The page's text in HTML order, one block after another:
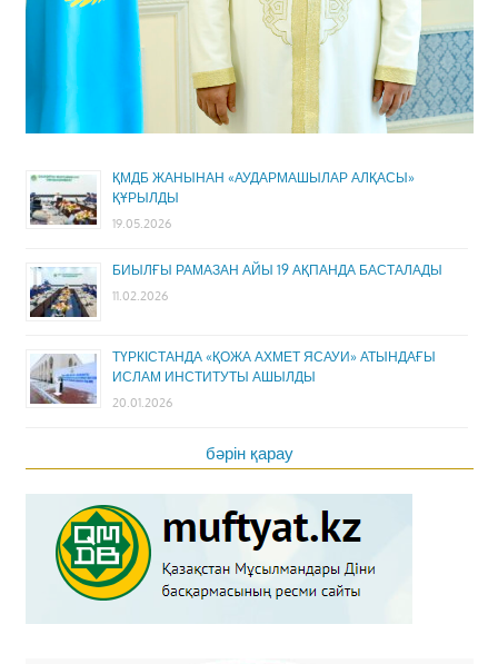
ҚМДБ ЖАНЫНАН «АУДАРМАШЫЛАР АЛҚАСЫ»
ҚҰРЫЛДЫ
19.05.2026
БИЫЛҒЫ РАМАЗАН АЙЫ 19 АҚПАНДА БАСТАЛАДЫ
11.02.2026
ТҮРКІСТАНДА «ҚОЖА АХМЕТ ЯСАУИ» АТЫНДАҒЫ
ИСЛАМ ИНСТИТУТЫ АШЫЛДЫ
20.01.2026
бәрін қарау